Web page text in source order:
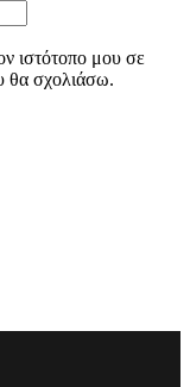
ιστότοπο μου σε
θα σχολιάσω.